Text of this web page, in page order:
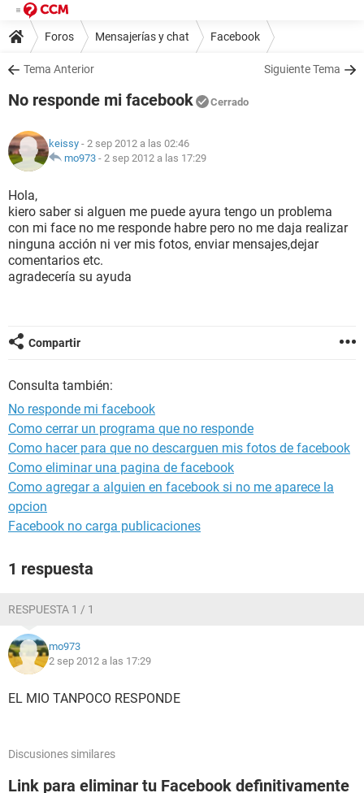
Foros Mensajerías y chat Facebook
Tema Anterior Siguiente Tema
No responde mi facebook Cerrado
keissy - 2 sep 2012 a las 02:46
mo973 - 2 sep 2012 a las 17:29
Hola,
kiero saber si alguen me puede ayura tengo un problema
con mi face no me responde habre pero no me daja realizar
ninguna acción ni ver mis fotos, enviar mensajes,dejar
comentarios etc.
agradecería su ayuda
Compartir
Consulta también:
No responde mi facebook
Como cerrar un programa que no responde
Como hacer para que no descarguen mis fotos de facebook
Como eliminar una pagina de facebook
Como agregar a alguien en facebook si no me aparece la
opcion
Facebook no carga publicaciones
1 respuesta
RESPUESTA 1 / 1
mo973
2 sep 2012 a las 17:29
EL MIO TANPOCO RESPONDE
Discusiones similares
Link para eliminar tu Facebook definitivamente